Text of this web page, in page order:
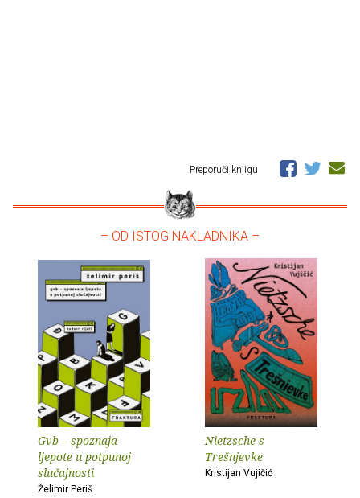
Preporuči knjigu
– OD ISTOG NAKLADNIKA –
Gvb – spoznaja
ljepote u potpunoj
slučajnosti
Želimir Periš
Nietzsche s
Trešnjevke
Kristijan Vujičić